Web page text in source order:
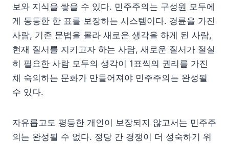
보와 지식을 쌓을 수 있다. 민주주의는 구성원 모두에
게 동등한 한 표를 보장하는 시스템이다. 경륜을 가진
사람, 기존 문법을 몰라 새로운 생각을 하게 된 사람,
현재 질서를 지키고자 하는 사람, 새로운 질서가 절실
히 필요한 사람 모두의 생각이 1표씩의 권리를 가진
채 숙의하는 문화가 만들어져야 민주주의는 완성될
수 있다.
자유롭고도 평등한 개인이 보장되지 않고서는 민주주
의는 완성될 수 없다. 정당 간 경쟁이 더 성숙하기 위